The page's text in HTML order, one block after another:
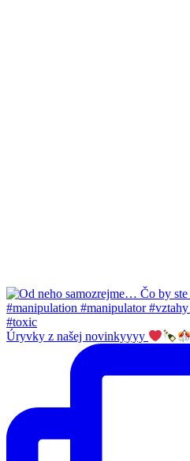
Úryvky z našej novinkyyyy